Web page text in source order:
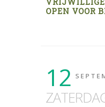
OPEN VOOR
12